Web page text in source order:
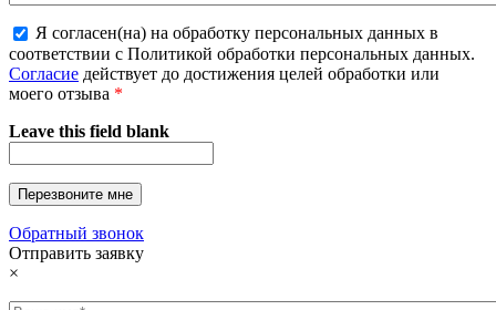
Я согласен(на) на обработку персональных данных в
соответствии с Политикой обработки персональных данных.
Согласие действует до достижения целей обработки или
моего отзыва *
Leave this field blank
Обратный звонок
Отправить заявку
×